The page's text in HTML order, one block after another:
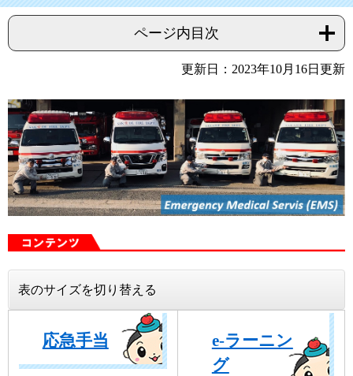
ページ内目次
更新日：2023年10月16日更新
表のサイズを切り替える
応急手当
e-ラーニン
グ